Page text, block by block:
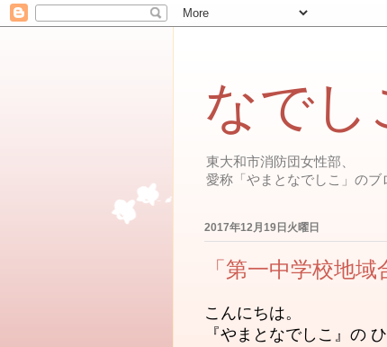
なでし
東大和市消防団女性部、
愛称「やまとなでしこ」のブ
2017年12月19日火曜日
「第一中学校地
こんにちは。
『やまとなでしこ』の